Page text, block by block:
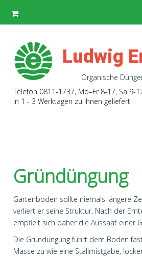
Ludwig
Organische
Telefon 0811-1737, Mo–Fr 8-17, Sa 9-
In 1 - 3 Werktagen zu Ihnen geliefert
Gründüngung
Gartenboden sollte niemals längere
verliert er seine Struktur. Nach der
empfielt sich daher die Aussaat einer
Die Gründüngung führt dem Boden
Masse zu wie eine Stallmistgabe,